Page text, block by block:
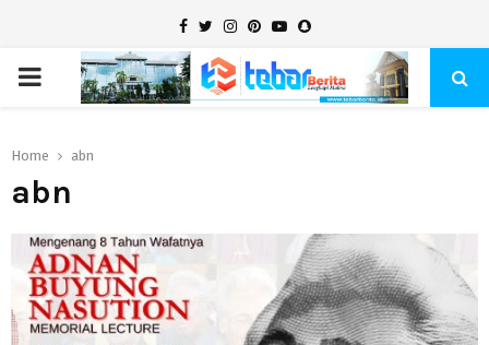
Facebook
TwitterInstagram
Pinterest
YoutubeSnapchat
PRIMARY
Home abn
abn